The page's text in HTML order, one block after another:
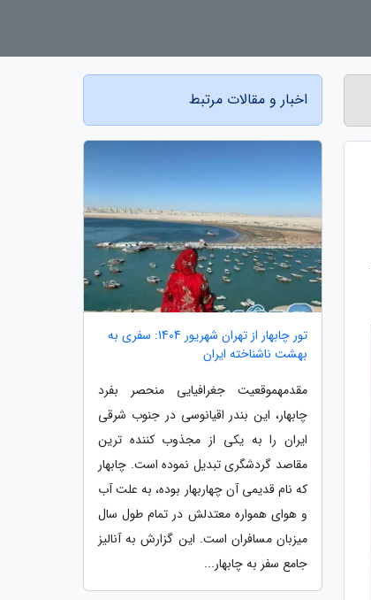
اخبار و مقالات مرتبط
تور چابهار از تهران شهریور 1404: سفری به
بهشت ناشناخته ایران
مقدمهموقعیت جغرافیایی منحصر بفرد
چابهار، این بندر اقیانوسی در جنوب شرقی
ایران را به یکی از مجذوب کننده ترین
مقاصد گردشگری تبدیل نموده است. چابهار
که نام قدیمی آن چهاربهار بوده، به علت آب
و هوای همواره معتدلش در تمام طول سال
میزبان مسافران است. این گزارش به آنالیز
جامع سفر به چابهار...